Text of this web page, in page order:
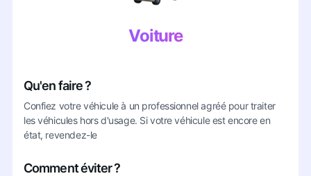
Voiture
Qu'en faire ?
Confiez votre véhicule à un professionnel agréé pour traiter
les véhicules hors d'usage. Si votre véhicule est encore en
état, revendez-le
Comment éviter ?